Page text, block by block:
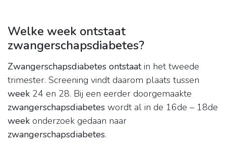
Welke week ontstaat
zwangerschapsdiabetes?
Zwangerschapsdiabetes ontstaatin het tweede
trimester. Screening vindt daarom plaats tussen
week 24 en 28. Bij een eerder doorgemaakte
zwangerschapsdiabetes wordt al in de 16de – 18de
week onderzoek gedaan naar
zwangerschapsdiabetes.